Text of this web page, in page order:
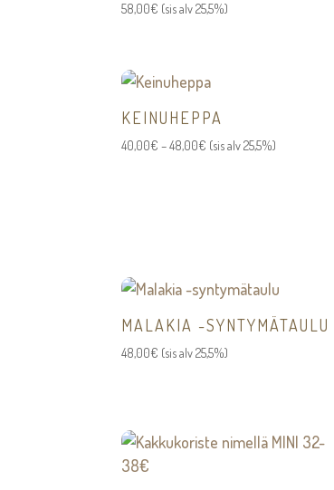
58,00€ (sis alv 25,5%)
KEINUHEPPA
40,00€ – 48,00€ Hintaluokka:
(sis alv 25,5%)
MALAKIA -SYNTYMÄTAULU
48,00€ (sis alv 25,5%)